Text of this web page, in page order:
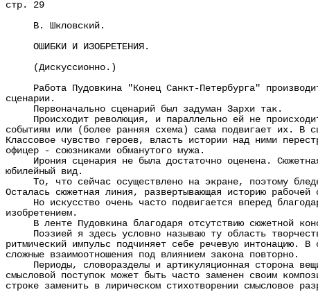
стр. 29
В. Шкловский.
ОШИБКИ И ИЗОБРЕТЕНИЯ.
(Дискуссионно.)
Работа Пудовкина "Конец Санкт-Петербурга"
сценарии.
Первоначально сценарий был задуман Зархи так.
Происходит революция, и параллельно ей не происходит
событиям или (более ранняя схема) сама подвигает их. В
Классовое чувство героев, власть истории над ними
офицер - союзниками обманутого мужа.
Ирония сценария не была достаточно оценена.
юбилейный вид.
То, что сейчас осуществлено на экране, поэтому
Осталась сюжетная линия, развертывающая историю
Но искусство очень часто подвигается вперед
изобретением.
В ленте Пудовкина благодаря отсутствию сюжетной
Поэзией я здесь условно называю ту область
ритмический импульс подчиняет себе речевую интонацию.
сложные взаимоотношения под влиянием закона повторно.
Периоды, словоразделы и артикуляционная сторона
смысловой поступок может быть часто заменен своим
строке заменить в лирическом стихотворении смысловое